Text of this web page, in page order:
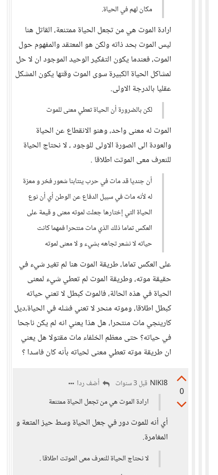
مكان لهم في الحياة.
ارادة الموت هي من تجعل الحياة ممتنعة، القاتل هنا
ليس الموت بحد ذاته ولكن هو المعتقد والمفهوم حول
الموت، فعندما يكون التفكير الوحيد الموجود ان لا حل
لمشاكل الحياة الكبيرة سوى الموت وقتها يكون المشكل
عقليا بالدرجة الاولى.
لكن بالضرورة أن الحياة تعطي معنى للموت
الموت له معنى واحد، وهنو الانقطاع عن الحياة
والعودة الى الصورة الاولى للوجود ، لا نحتاج الحياة
للنعرف معى الموتت اطلاقا .
أن جنديا قد مات في حرب ينتابنا شعور فخر و معزة
له لأنه مات في سبيل الدفاع عن الوطن أي أن نوع
الحياة التي إختارها جعلت لموته معنى و قيمة على
العكس تماما ذلك الذي مات منتحرا فمهما كانت
حياته لا نشعر تجاهه بشيء و لا معنى لموته
على العكس تماما، طريقة الموت هنا لم تغير شيء في
حقيقة موته، وطريقة الموت لم تعطي شيء لمعنى
الحياة في هذه الحالة، فالموت كبطل لا تعني حياته
كبطل اطلاقا، وموته منحر لا تعني فشله في الحياة،ديل
كارينجي مات منتحرا، هل هذا يعني انه لم يكن ناجحا
في حياته؟ حتى معظم الخلفاء مات مقتولا هل يعني
ان طريقة موته تعطي معنى لحياته بأنه كان فاسدا ؟
0
NIKI8 قبل 3 سنوات
أضف ردا
ارادة الموت هي من تجعل الحياة ممتنعة
أي أنه للموت دور في جعل الحياة وسط حيز المتعة و
المغامرة.
لا نحتاج الحياة للنعرف معى الموتت اطلاقا .